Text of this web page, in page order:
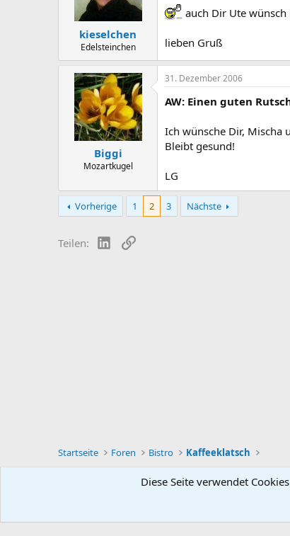
kieselchen
Edelsteinchen
auch Dir Ute
lieben Gruß
Biggi
Mozartkugel
31. Dezember 2006
AW: Einen guten
Ich wünsche Dir, Mischa
Bleibt gesund!
LG
Vorherige 1 2 3 Nächste
Teilen: LinkedIn
Link
Startseite Foren Bistro Kaffeeklatsch
Deutsch [Du]Diese Seite verwendet